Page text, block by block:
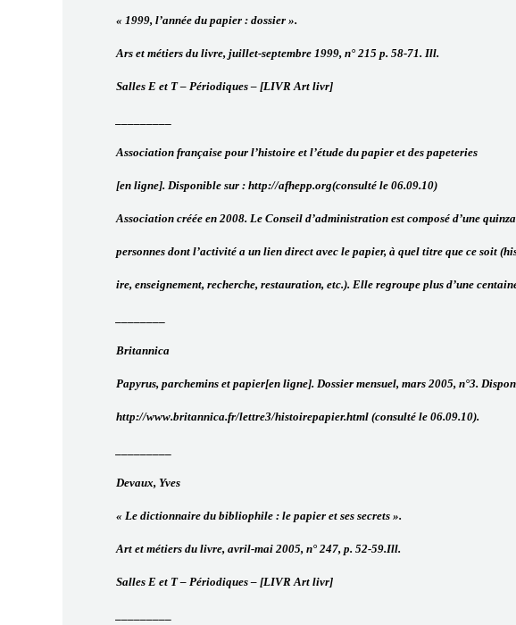
« 1999, l’année du papier : dossier ».
Ars et métiers du livre, juillet-septembre 1999, n° 215 p. 58-71. Ill.
Salles E et T – Périodiques – [LIVR Art livr]
Association française pour l’histoire et l’étude du papier et des papeteries
[en ligne]. Disponible sur : http://afhepp.org(consulté le 06.09.10)
Association créée en 2008. Le Conseil d’administration est composé d’une
personnes dont l’activité a un lien direct avec le papier, à quel titre que ce soit
ire, enseignement, recherche, restauration, etc.). Elle regroupe plus d’une
Britannica
Papyrus, parchemins et papier[en ligne]. Dossier mensuel, mars 2005, n°3.
http://www.britannica.fr/lettre3/histoirepapier.html (consulté le 06.09.10).
Devaux, Yves
« Le dictionnaire du bibliophile : le papier et ses secrets ».
Art et métiers du livre, avril-mai 2005, n° 247, p. 52-59.Ill.
Salles E et T – Périodiques – [LIVR Art livr]